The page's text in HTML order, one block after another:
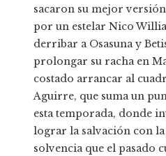
sacaron su mejor
por un estelar Nico
derribar a Osasuna y
prolongar su racha en
costado arrancar al
Aguirre, que suma un
esta temporada, donde
lograr la salvación con
solvencia que el pasado